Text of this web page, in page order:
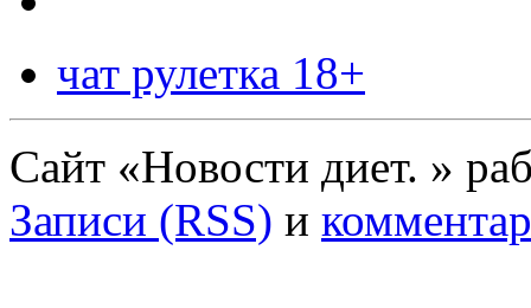
чат рулетка 18+
Сайт «Новости диет. »
Записи (RSS) и